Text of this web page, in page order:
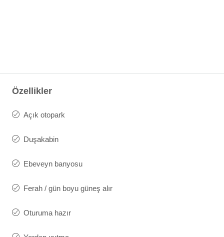
Özellikler
Açık otopark
Duşakabin
Ebeveyn banyosu
Ferah / gün boyu güneş alır
Oturuma hazır